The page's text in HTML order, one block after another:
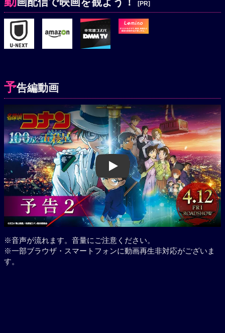
[PR]
予告編動画
Play
※音声が流れます。音量にご注意ください。
※一部ブラウザ・スマートフォンに動画再生非対応がございま
す。